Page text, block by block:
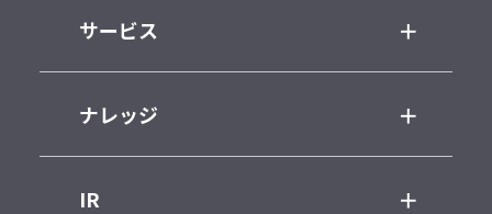
サービス
ナレッジ
IR